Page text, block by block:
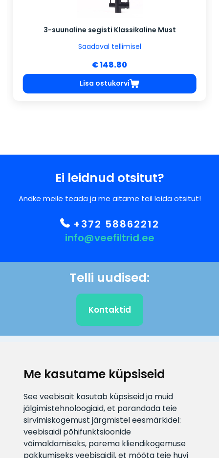
Me kasutame küpsiseid
See veebisait kasutab küpsiseid ja muid
jälgimistehnoloogiaid, et parandada teie
sirvimiskogemust järgmistel eesmärkidel:
veebisaidi põhifunktsioonide
võimaldamiseks, parema kliendikogemuse
pakkumiseks veebisaidil,et mõõta teie huvi
3-suunaline segisti Klassikaline Must
Saadaval tellimisel
€ 148.80
Lisa ostukorvi
Ei leidnud otsitut?
Andke meile teada ja me aitame teil leida otsitut!
+372 58862212
info@veefiltrid.ee
Telli uudised:
Kontaktid
info@veefiltrid.ee
Infotelefon
+372 58862212
Vaata tööaegu
Reti tee 11, Peetri, 75312 Harju
maakond, Estonia